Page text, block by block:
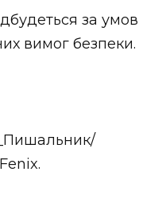
за умов
вимог безпеки.